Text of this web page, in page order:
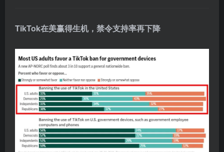
TikTok在美赢得生机，禁令支持率再下降